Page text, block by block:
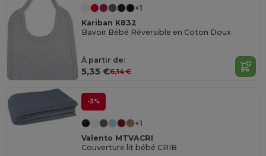
+1
Kariban K832
Bavoir Bébé Réversible en Coton Doux
À partir de:
5,35 €6,14 €
-3%
+1
Valento MTVACRI
Couverture lit bébé CRIB